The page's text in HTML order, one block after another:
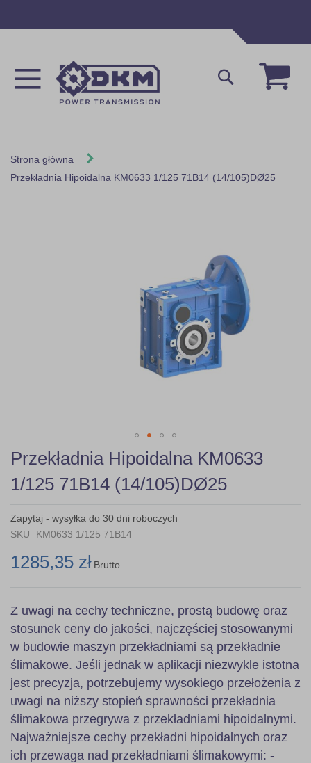
Mój
Szukaj
Strona główna
Przekładnia Hipoidalna KM0633 1/125 71B14 (14/105)DØ25
Skip
to
the
beginning
the
images
Przekładnia Hipoidalna KM0633
1/125 71B14 (14/105)DØ25
Zapytaj - wysyłka do 30 dni roboczych
SKU
KM0633 1/125 71B14
1285,35 zł Brutto
Z uwagi na cechy techniczne, prostą budowę oraz
stosunek ceny do jakości, najczęściej stosowanymi
w budowie maszyn przekładniami są przekładnie
ślimakowe. Jeśli jednak w aplikacji niezwykle istotna
jest precyzja, potrzebujemy wysokiego przełożenia z
uwagi na niższy stopień sprawności przekładnia
ślimakowa przegrywa z przekładniami hipoidalnymi.
Najważniejsze cechy przekładni hipoidalnych oraz
ich przewaga nad przekładniami ślimakowymi: -